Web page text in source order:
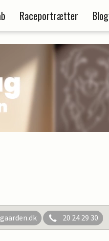
Raceportrætter Blog
20 24 29 30